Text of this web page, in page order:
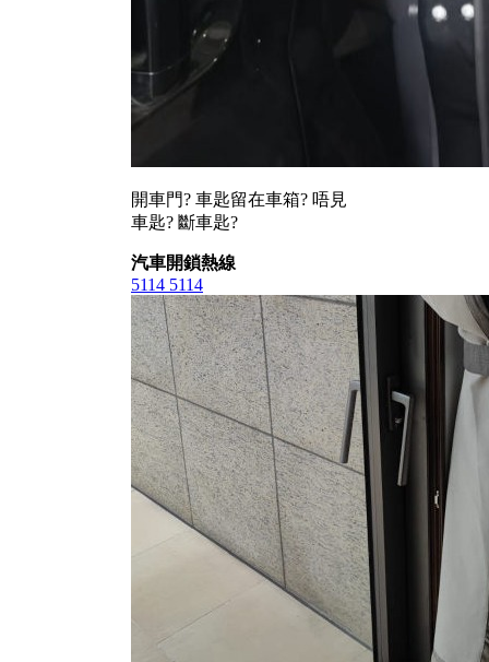
開車門? 車匙留在車箱? 唔見
車匙? 斷車匙?
汽車開鎖熱線
5114 5114